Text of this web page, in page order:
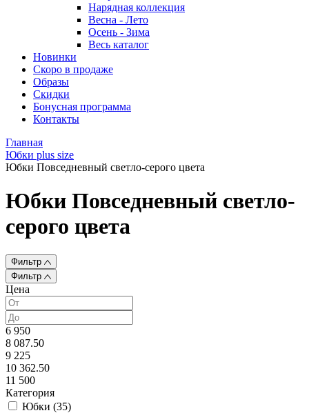
Нарядная коллекция
Весна - Лето
Осень - Зима
Весь каталог
Новинки
Скоро в продаже
Образы
Скидки
Бонусная программа
Контакты
Главная
Юбки plus size
Юбки Повседневный светло-серого цвета
Юбки Повседневный светло-
серого цвета
Фильтр
Фильтр
Цена
6 950
8 087.50
9 225
10 362.50
11 500
Категория
Юбки (35)